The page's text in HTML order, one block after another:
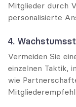
Mitglieder durch
personalisierte
4.
Vermeiden Sie
einzelnen Taktik,
wie